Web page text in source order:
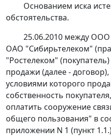
Основанием иска
обстоятельства.
25.06.2010 между
ОАО "Сибирьтелеком"
"Ростелеком"
продажи (далее - договор),
условиями которого
собственность
оплатить сооружение
общего пользования" в
приложении N 1 (пункт